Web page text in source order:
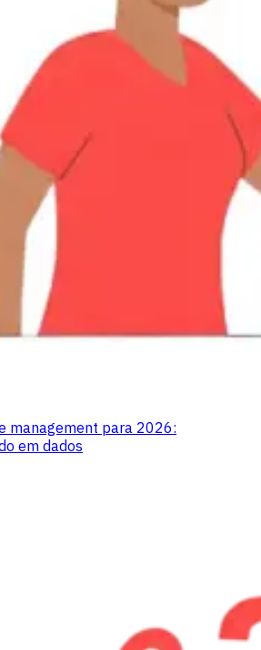
management para 2026:
em dados